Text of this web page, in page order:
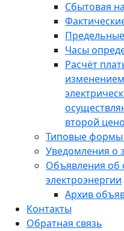
Сбытовая
Часы
Расчёт
второй
Типовые формы
Уведомления о
Объявления об
электроэнергии
Архив
Контакты
Обратная связь